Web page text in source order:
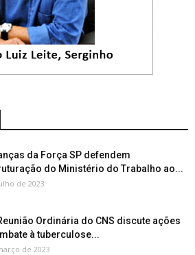
da Força SP defendem
do Ministério do Trabalho ao...
de 2023
Ordinária do CNS discute ações
à tuberculose...
de 2023